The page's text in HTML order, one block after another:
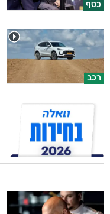
כסף
רכב